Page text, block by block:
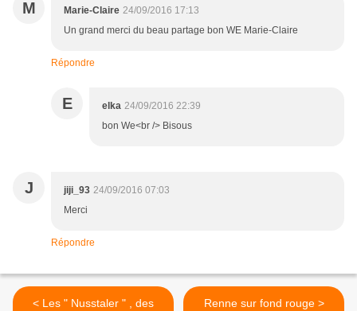
M Marie-Claire 24/09/2016 17:13
Un grand merci du beau partage bon WE Marie-Claire
Répondre
E elka 24/09/2016 22:39
bon We<br /> Bisous
J jiji_93 24/09/2016 07:03
Merci
Répondre
< Les " Nusstaler " , des Renne sur fond rouge >